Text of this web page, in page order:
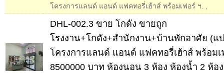
โครงการแลนด์ แอนด์ แฟคทอรี่เฮ้าส์ พร้อมเฟอร์ ฯ.
DHL-002.3 ขาย โกดัง ขายถูก
โรงงาน+โกดัง+สำนักงาน+บ้านพักอาศัย (แ
โครงการแลนด์ แอนด์ แฟคทอรี่เฮ้าส์ พร้อมเ
8500000 บาท ห้องนอน 3 ห้อง ห้องน้ำ 2 ห้อง